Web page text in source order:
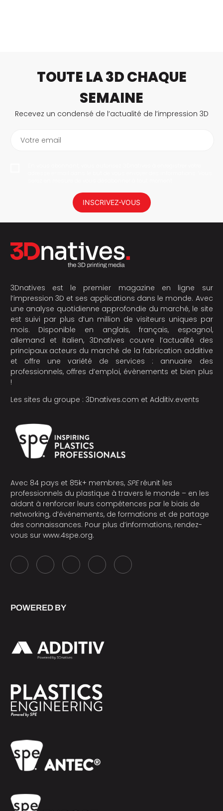
TOUTE LA 3D CHAQUE
SEMAINE
Recevez un condensé de l’actualité de l’impression 3D
Votre email
INSCRIVEZ-VOUS
3Dnatives est le premier magazine en ligne sur
l’impression 3D et ses applications dans le monde. Avec
une analyse quotidienne approfondie du marché, le site
est suivi par plus d’un million de visiteurs uniques par
mois. Disponible en anglais, français, espagnol,
allemand et italien, 3Dnatives couvre l’actualité des
principaux acteurs du marché de la fabrication additive
et offre une variété de services : annuaire des
professionnels, offres d’emploi, évènements et bien plus
!
Les sites du groupe : 3Dnatives.com et Additiv.events
Avec 84 pays et 85k+ membres, SPEréunit les
professionnels du plastique à travers le monde – en les
aidant à renforcer leurs compétences par le biais de
networking, d’événements, de formations et de partage
des connaissances. Pour plus d’informations, rendez-
vous sur www.4spe.org.
POWERED BY